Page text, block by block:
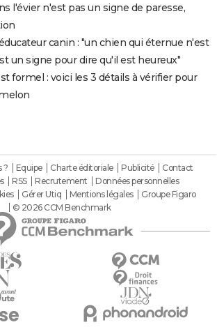
l'évier n'est pas un signe de paresse,
canin : "un chien qui éternue n'est
un signe pour dire qu'il est heureux"
formel : voici les 3 détails à vérifier pour
? Equipe Charte éditoriale Publicité
Contact
RSS Recrutement
Données personnelles
Gérer Utiq Mentions légales
Groupe Figaro
© 2026 CCM Benchmark